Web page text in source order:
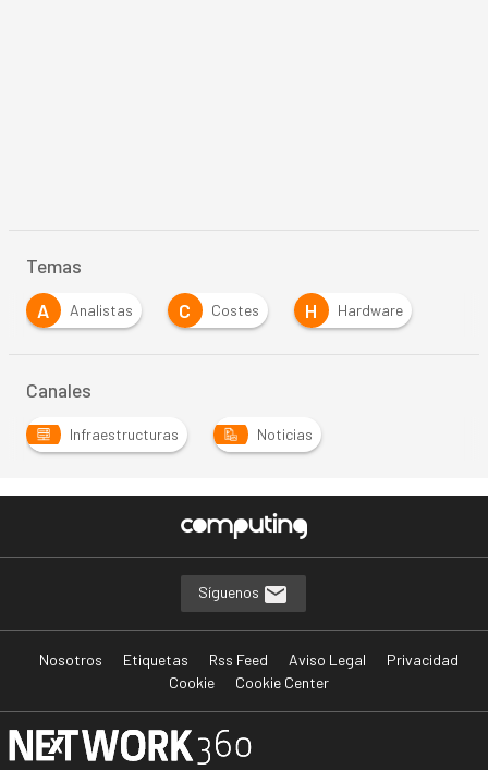
Temas
A
Analistas C Costes H Hardware
Canales
Infraestructuras Noticias
Síguenos
Nosotros Etiquetas Rss Feed Aviso Legal
Privacidad
Cookie
Cookie Center